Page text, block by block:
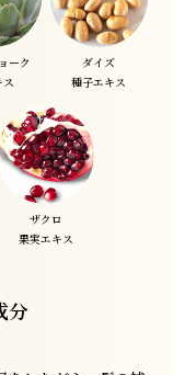
ーク
ス
ダイズ
種子エキス
ザクロ
果実エキス
分